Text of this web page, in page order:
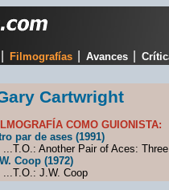
Filmografías Avances
Cartwright
COMO GUIONISTA:
par de ases (1991)
Another Pair of Aces:
Coop (1972)
J.W. Coop